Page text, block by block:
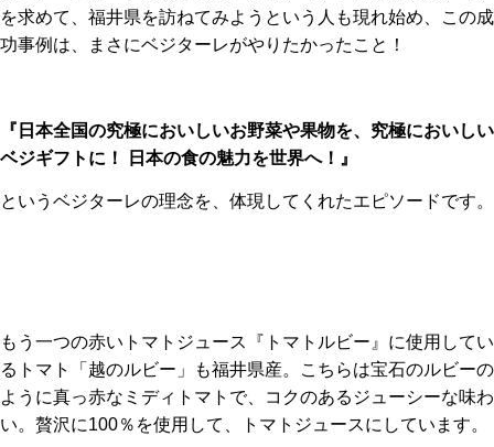
を求めて、福井県を訪ねてみようという人も現れ始め、この成
功事例は、まさにベジターレがやりたかったこと！
『日本全国の究極においしいお野菜や果物を、究極においしい
ベジギフトに！ 日本の食の魅力を世界へ！』
というベジターレの理念を、体現してくれたエピソードです。
もう一つの赤いトマトジュース『トマトルビー』に使用してい
るトマト「越のルビー」も福井県産。こちらは宝石のルビーの
ように真っ赤なミディトマトで、コクのあるジューシーな味わ
い。贅沢に100％を使用して、トマトジュースにしています。